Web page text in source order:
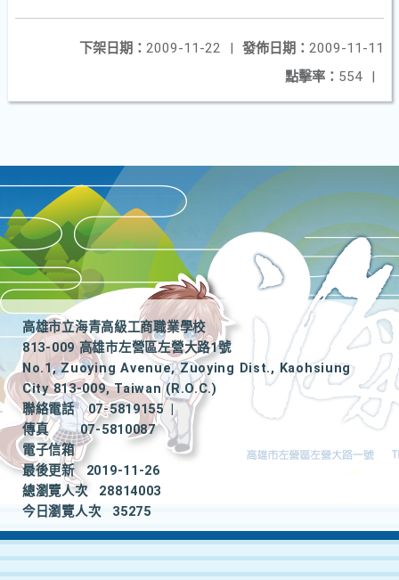
發佈日期： 2009-11-11
下架日期： 2009-11-22
|
點擊率： 554 |
高雄市立海青高級工商職業學校
813-009 高雄市左營區左營大路1號
No.1, Zuoying Avenue, Zuoying Dist., Kaohsiung
City 813-009, Taiwan (R.O.C.)
聯絡電話
07-5819155
|
傳真
07-5810087
電子信箱
最後更新
2019-11-26
總瀏覽人次
28814003
今日瀏覽人次
35275